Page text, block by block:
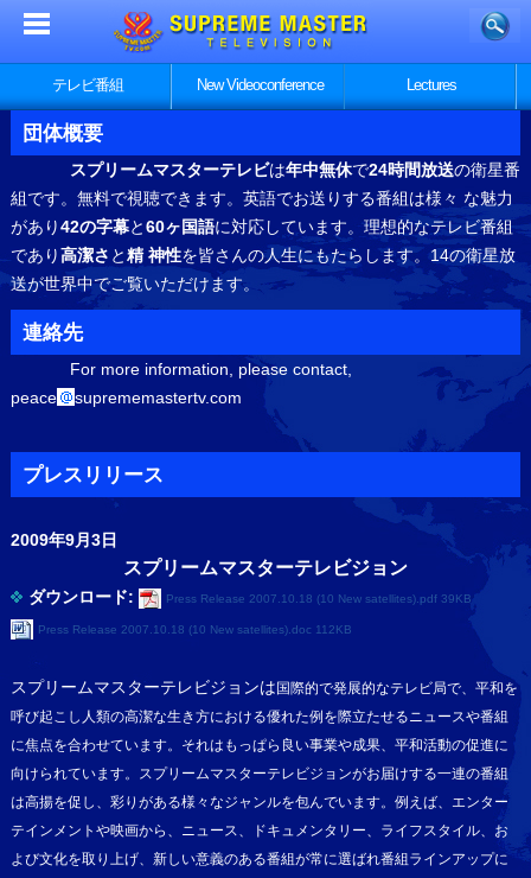
テレビ番組 New Videoconference Lectures
団体概要
スプリームマスターテレビは年中無休で24時間放送の衛星番
組です。無料で視聴できます。英語でお送りする番組は様々 な魅力
があり42の字幕と60ヶ国語に対応しています。理想的なテレビ番組
であり高潔さ と精 神性を皆さんの人生にもたらします。14の衛星放
送が世界中でご覧いただけます。
連絡先
For more information, please contact,
peace
suprememastertv.com
プレスリリース
2009年9月3日
スプリームマスターテレビジョン
ダウンロード: Press Release 2007.10.18 (10 New satellites).pdf 39KB
Press Release 2007.10.18 (10 New satellites).doc 112KB
スプリームマスターテレビジョンは 国際的で発展的なテレビ局で、平和を
呼び起こし人類の高潔な生き方における優れた例を際立たせるニュースや番組
に焦点を合わせています。それはもっぱら良い事業や成果、平和活動の促進に
向けられています。スプリームマスターテレビジョンがお届けする一連の番組
は高揚を促し、彩りがある様々なジャンルを包んでいます。例えば、エンター
テインメントや映画から、ニュース、ドキュメンタリー、ライフスタイル、お
よび文化を取り上げ、新しい意義のある番組が常に選ばれ番組ラインアップに